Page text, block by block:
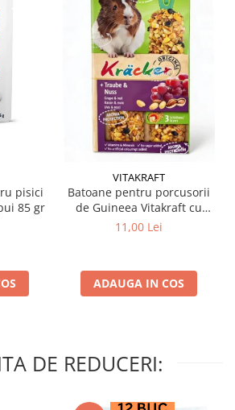
pisici
85 gr
VITAKRAFT
Batoane pentru porcusorii
de Guineea Vitakraft cu
struguri & nuci 2 buc
11,00 Lei
ADAUGA IN COS
DE REDUCERI: